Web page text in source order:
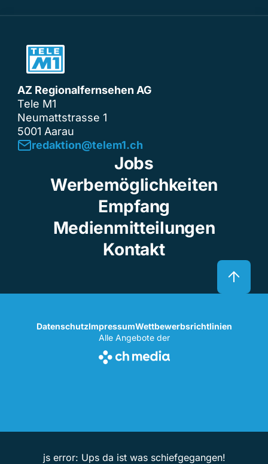
AZ Regionalfernsehen AG
Tele M1
Neumattstrasse 1
5001 Aarau
redaktion@telem1.ch
Jobs
Werbemöglichkeiten
Empfang
Medienmitteilungen
Kontakt
DatenschutzImpressumWettbewerbsrichtlinien
Alle Angebote der
js error: Ups da ist was schiefgegangen!